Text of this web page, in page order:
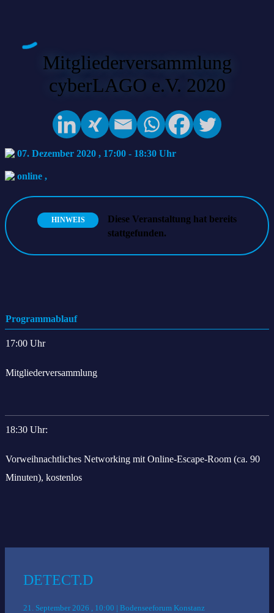
Mitgliederversammlung
cyberLAGO e.V. 2020
07. Dezember 2020 , 17:00 - 18:30
online ,
HINWEIS
Diese Veranstaltung hat bereits
stattgefunden.
Programmablauf
17:00 Uhr
Mitgliederversammlung
18:30 Uhr:
Vorweihnachtliches Networking mit Online-Escape-Room (ca. 90
Minuten), kostenlos
DETECT.D
21. September 2026 , 10:00 | Bodenseeforum Konstanz